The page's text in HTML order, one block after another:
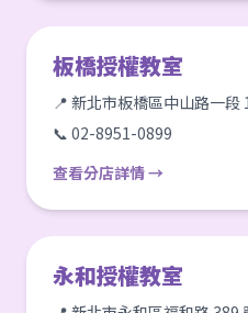
板橋授權教室
📍 新北市板橋區中山路一段
📞 02-8951-0899
查看分店詳情 →
永和授權教室